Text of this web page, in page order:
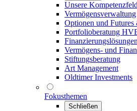
Unsere
Vermögensverwaltung
Optionen und
Portfolioberatung
Finanzierungslösungen
Vermögens- und
Stiftungsberatung
Art Management
Oldtimer Investments
Fokusthemen
Schließen